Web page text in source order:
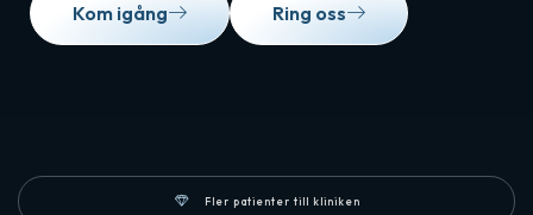
Kom igång Ring oss
Fler patienter till kliniken